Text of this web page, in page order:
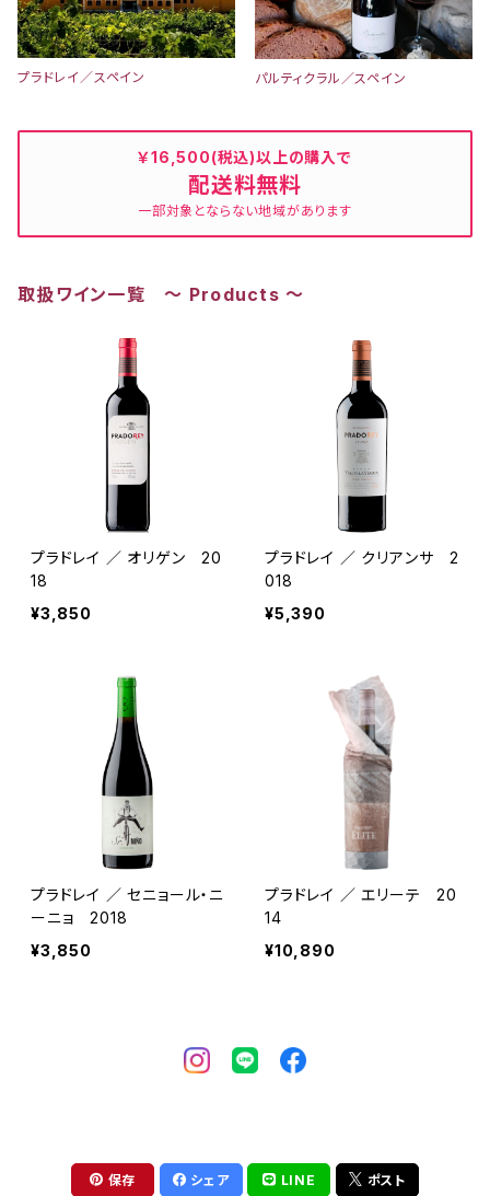
プラドレイ／スペイン パルティクラル／スペイン
￥16,500(税込)以上の購入で
配送料無料
一部対象とならない地域があります
取扱ワイン一覧 ～ Products ～
プラドレイ ／ オリゲン 20
18
¥3,850
プラドレイ ／ クリアンサ 2
018
¥5,390
プラドレイ ／ セニョール・ニ
ーニョ 2018
¥3,850
プラドレイ ／ エリーテ 20
14
¥10,890
保存 シェア LINE ポスト